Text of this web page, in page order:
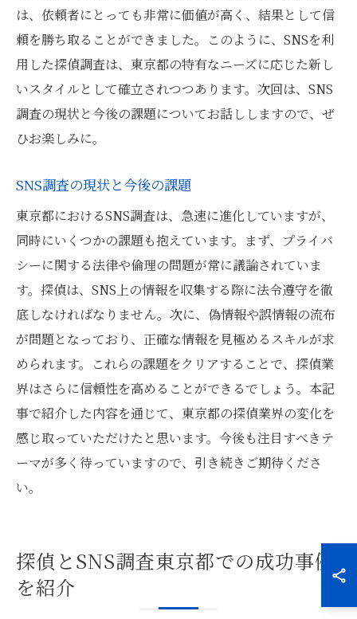
は、依頼者にとっても非常に価値が高く、結果として信
頼を勝ち取ることができました。このように、SNSを利
用した探偵調査は、東京都の特有なニーズに応じた新し
いスタイルとして確立されつつあります。次回は、SNS
調査の現状と今後の課題についてお話ししますので、ぜ
ひお楽しみに。
SNS調査の現状と今後の課題
東京都におけるSNS調査は、急速に進化していますが、
同時にいくつかの課題も抱えています。まず、プライバ
シーに関する法律や倫理の問題が常に議論されていま
す。探偵は、SNS上の情報を収集する際に法令遵守を徹
底しなければなりません。次に、偽情報や誤情報の流布
が問題となっており、正確な情報を見極めるスキルが求
められます。これらの課題をクリアすることで、探偵業
界はさらに信頼性を高めることができるでしょう。本記
事で紹介した内容を通じて、東京都の探偵業界の変化を
感じ取っていただけたと思います。今後も注目すべきテ
ーマが多く待っていますので、引き続きご期待くださ
い。
探偵とSNS調査東京都での成功事例
を紹介